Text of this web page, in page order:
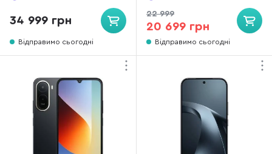
34 999 грн
Відправимо сьогодні
22 999
20 699 грн
Відправимо сьогодні